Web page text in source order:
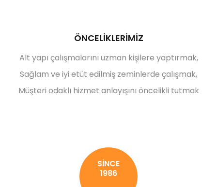
ÖNCELİKLERİMİZ
Alt yapı çalışmalarını uzman kişilere yaptırmak,
Sağlam ve iyi etüt edilmiş zeminlerde çalışmak,
Müşteri odaklı hizmet anlayışını öncelikli tutmak
SİNCE
1986